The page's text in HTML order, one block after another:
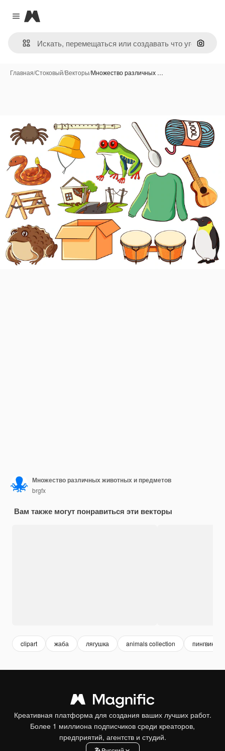
Close menu
Magnific
Поиск
Главная/Стоковый/Векторы/Множество различных …
Множество различных животных и предметов
brgfx
Вам также могут понравиться эти векторы
clipart жаба лягушка animals collection пингвин
Креативная платформа для создания ваших лучших работ.
Более 1 миллиона подписчиков среди креаторов,
предприятий, агентств и студий.